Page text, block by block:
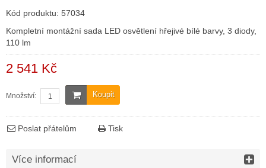
Kód produktu: 57034
Kompletní montážní sada LED osvětlení hřejivé bílé barvy, 3 diody,
110 lm
2 541 Kč
Koupit
Množství:
Poslat přátelům Tisk
Více informací